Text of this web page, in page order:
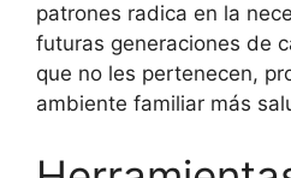
patrones radica en la
futuras generaciones de
que no les pertenecen,
ambiente familiar más